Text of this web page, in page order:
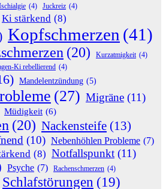
(4) Juckreiz (4)
Ki stärkend (8)
Kopfschmerzen (41)
(20) Kurzatmigkeit (4)
Ki rebellierend (4)
Mandelentzündung (5)
(27) Migräne (11)
Müdigkeit (6)
(20) Nackensteife (13)
(10) Nebenhöhlen Probleme (7)
(8) Notfallspunkt (11)
Psyche (7) Rachenschmerzen (4)
Schlafstörungen (19)